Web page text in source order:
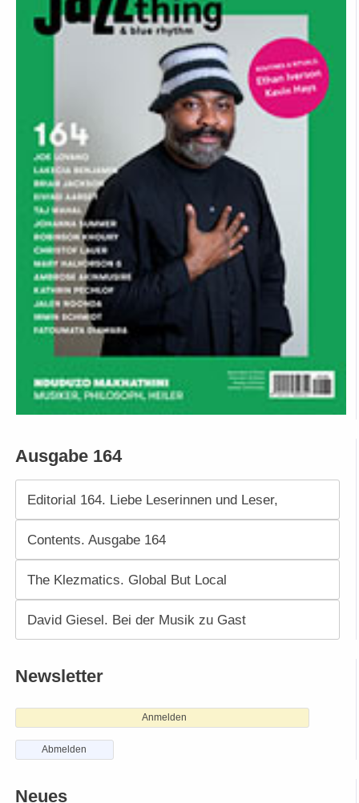
Ausgabe 164
Editorial 164. Liebe Leserinnen und Leser,
Contents. Ausgabe 164
The Klezmatics. Global But Local
David Giesel. Bei der Musik zu Gast
Newsletter
Anmelden
Abmelden
Neues